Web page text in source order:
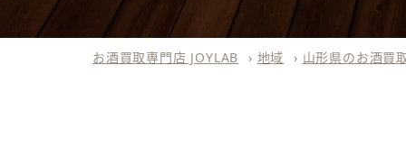
お酒買取専門店 JOYLAB › 地域 › 山形県のお酒買